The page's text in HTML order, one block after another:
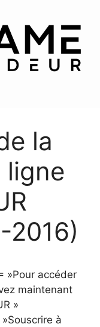
la
ligne
2016)
»Pour accéder
maintenant
»
à